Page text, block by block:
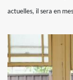
actuelles, il sera en